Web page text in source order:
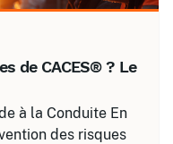
de CACES® ? Le
à la Conduite En
des risques